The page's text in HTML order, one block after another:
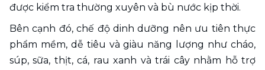
được kiểm tra thường xuyên và bù nước kịp thời.
Bên cạnh đó, chế độ dinh dưỡng nên ưu tiên thực
phẩm mềm, dễ tiêu và giàu năng lượng như cháo,
súp, sữa, thịt, cá, rau xanh và trái cây nhằm hỗ trợ